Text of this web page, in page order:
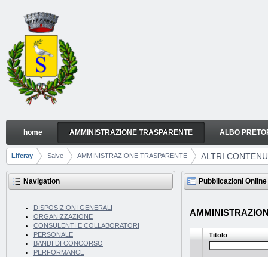
Skip to Content
ALTRI CONTENUTI
Navigation
home AMMINISTRAZIONE TRASPARENTE ALBO
Breadcrumbs
Liferay Salve AMMINISTRAZIONE TRASPARENTE ALTRI
Navigation
DISPOSIZIONI GENERALI
ORGANIZZAZIONE
CONSULENTI E COLLABORATORI
PERSONALE
BANDI DI CONCORSO
PERFORMANCE
Pubblicazioni Online
Titolo